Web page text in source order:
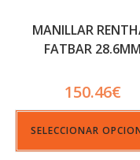
MANILLAR
FATBAR 28.6MM
150.46€
SELECCIONAR